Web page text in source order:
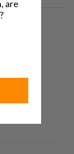
friend
are